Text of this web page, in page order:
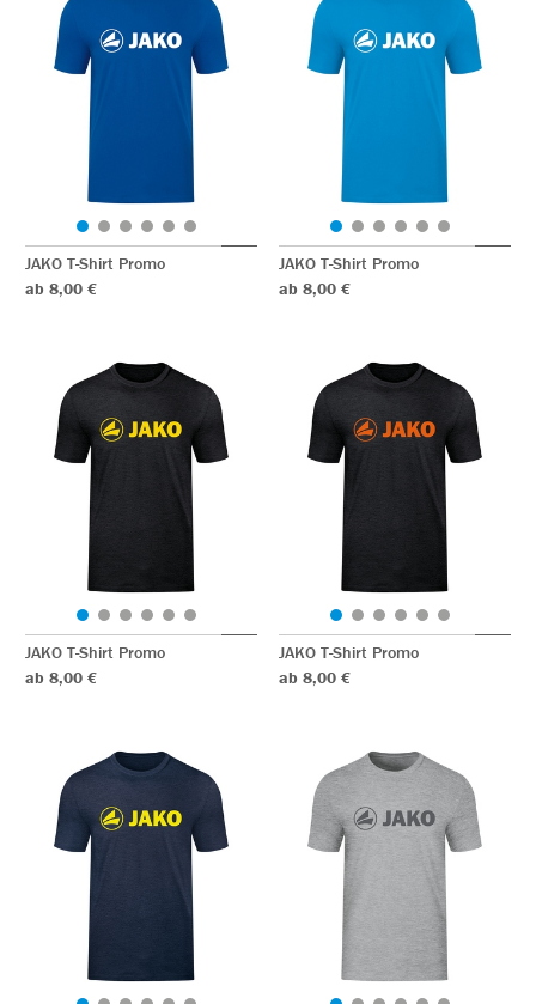
JAKO T-Shirt Promo
ab 8,00 €
JAKO T-Shirt Promo
ab 8,00 €
JAKO T-Shirt Promo
ab 8,00 €
JAKO T-Shirt Promo
ab 8,00 €